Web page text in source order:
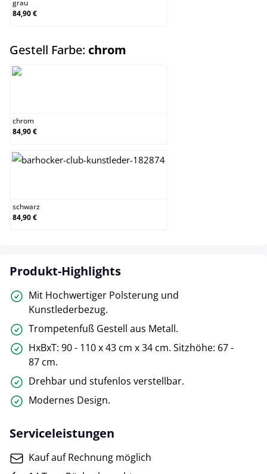
grau
84,90 €
Gestell Farbe: chrom
chrom
84,90 €
schwarz
84,90 €
Produkt-Highlights
Mit Hochwertiger Polsterung und
Kunstlederbezug.
Trompetenfuß Gestell aus Metall.
HxBxT: 90 - 110 x 43 cm x 34 cm. Sitzhöhe: 67 -
87 cm.
Drehbar und stufenlos verstellbar.
Modernes Design.
Serviceleistungen
Kauf auf Rechnung möglich